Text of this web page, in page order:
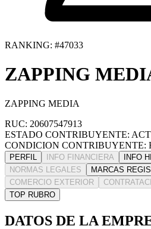
RANKING: #47033
ZAPPING
ZAPPING MEDIA
RUC: 20607547913
ESTADO CONTRIBUYENTE:
CONDICION CONTRIBUYENTE:
PERFIL INFO FINANCIERA
INFO
NORMAS LEGALES
MARCAS
COMERCIO EXTERIOR
TOP RUBRO
DATOS DE LA